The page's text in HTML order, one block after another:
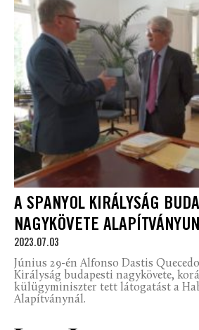
A SPANYOL KIRÁLYSÁG
NAGYKÖVETE
2023.07.03
Június 29-én Alfonso Dastis
Királyság budapesti nagykövete,
külügyminiszter tett látogatást a
Alapítványnál.